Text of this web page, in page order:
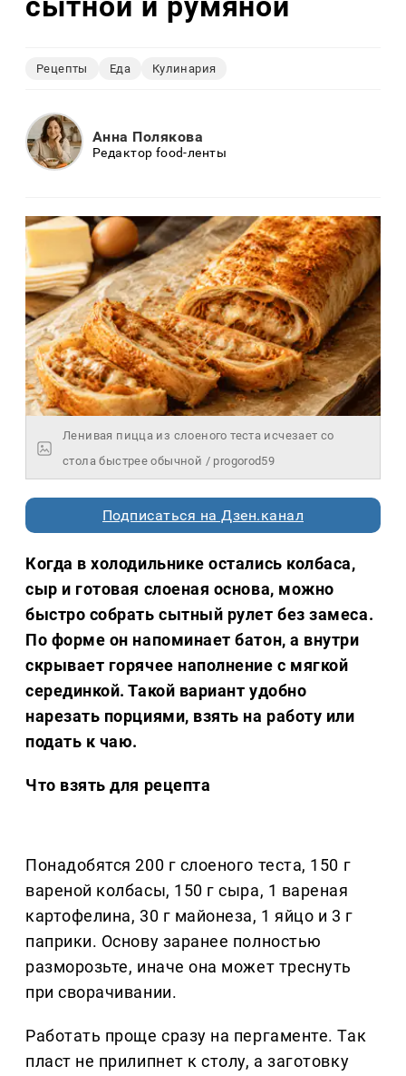
Рецепты Еда Кулинария
Анна Полякова
Редактор food-ленты
Ленивая пицца из слоеного теста исчезает со
стола быстрее обычной / progorod59
Подписаться на Дзен.канал
Когда в холодильнике остались колбаса,
сыр и готовая слоеная основа, можно
быстро собрать сытный рулет без замеса.
По форме он напоминает батон, а внутри
скрывает горячее наполнение с мягкой
серединкой. Такой вариант удобно
нарезать порциями, взять на работу или
подать к чаю.
Что взять для рецепта
Понадобятся 200 г слоеного теста, 150 г
вареной колбасы, 150 г сыра, 1 вареная
картофелина, 30 г майонеза, 1 яйцо и 3 г
паприки. Основу заранее полностью
разморозьте, иначе она может треснуть
при сворачивании.
Работать проще сразу на пергаменте. Так
пласт не прилипнет к столу, а заготовку